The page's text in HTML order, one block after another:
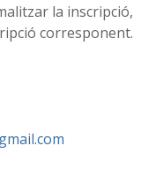
la inscripció,
corresponent.